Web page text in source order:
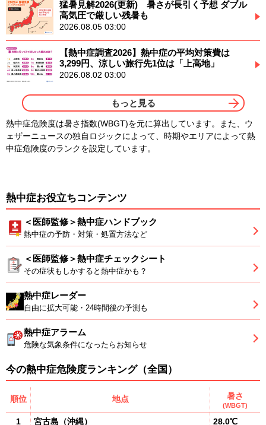
猛暑見解2026(更新) 暑さが長引く予想 ダブル
高気圧で厳しい残暑も
2026.08.05 03:00
【熱中症調査2026】熱中症の平均対策費は
3,299円、涼しい旅行先1位は「上高地」
2026.08.02 03:00
もっと見る
熱中症危険度は暑さ指数(WBGT)を元に算出しています。また、ウ
ェザーニュースの独自ロジックによって、時期やエリアによって熱
中症危険度のランクを設定しています。
熱中症お役立ちコンテンツ
＜医師監修＞熱中症ハンドブック
熱中症の予防・対策・処置方法など
＜医師監修＞熱中症チェックシート
その症状もしかすると熱中症かも？
熱中症レーダー
自由に拡大可能・24時間後の予測も
熱中症アラーム
危険な気象条件になったらお知らせ
今の熱中症危険度ランキング（全国）
順位 地点 暑さ
(WBGT)
1 宮古島 （沖縄） 28.0℃